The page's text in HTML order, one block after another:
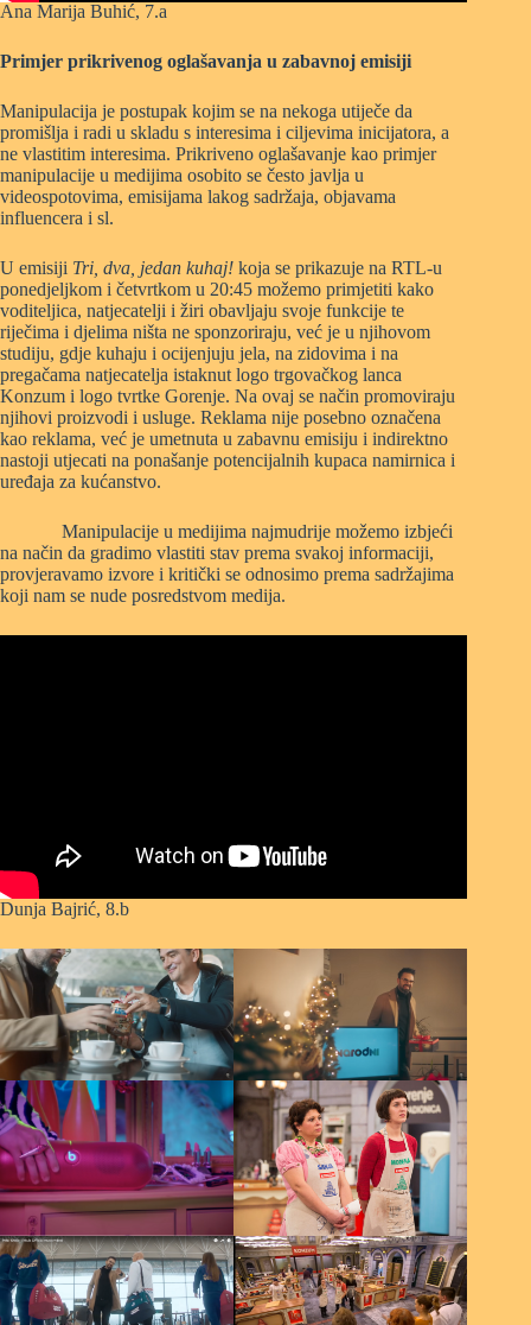
Ana Marija Buhić, 7.a
Primjer prikrivenog oglašavanja u zabavnoj emisiji
Manipulacija je postupak kojim se na nekoga utiječe da
promišlja i radi u skladu s interesima i ciljevima inicijatora, a
ne vlastitim interesima. Prikriveno oglašavanje kao primjer
manipulacije u medijima osobito se često javlja u
videospotovima, emisijama lakog sadržaja, objavama
influencera i sl.
U emisiji Tri, dva, jedan kuhaj! koja se prikazuje na RTL-u
ponedjeljkom i četvrtkom u 20:45 možemo primjetiti kako
voditeljica, natjecatelji i žiri obavljaju svoje funkcije te
riječima i djelima ništa ne sponzoriraju, već je u njihovom
studiju, gdje kuhaju i ocijenjuju jela, na zidovima i na
pregačama natjecatelja istaknut logo trgovačkog lanca
Konzum i logo tvrtke Gorenje. Na ovaj se način promoviraju
njihovi proizvodi i usluge. Reklama nije posebno označena
kao reklama, već je umetnuta u zabavnu emisiju i indirektno
nastoji utjecati na ponašanje potencijalnih kupaca namirnica i
uređaja za kućanstvo.
Manipulacije u medijima najmudrije možemo izbjeći
na način da gradimo vlastiti stav prema svakoj informaciji,
provjeravamo izvore i kritički se odnosimo prema sadržajima
koji nam se nude posredstvom medija.
Dunja Bajrić, 8.b